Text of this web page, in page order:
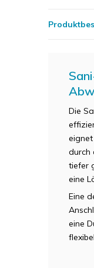
Die
durch
tiefer
eine
Eine
eine